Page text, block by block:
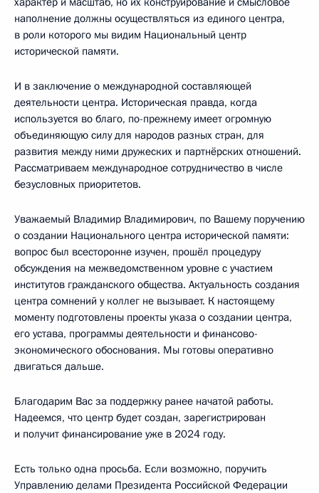
наполнение должны осуществляться из единого центра,
в роли которого мы видим Национальный центр
исторической памяти.
И в заключение о международной составляющей
деятельности центра. Историческая правда, когда
используется во благо, по-прежнему имеет огромную
объединяющую силу для народов разных стран, для
развития между ними дружеских и партнёрских отношений.
Рассматриваем международное сотрудничество в числе
безусловных приоритетов.
Уважаемый Владимир Владимирович, по Вашему поручению
о создании Национального центра исторической памяти:
вопрос был всесторонне изучен, прошёл процедуру
обсуждения на межведомственном уровне с участием
институтов гражданского общества. Актуальность создания
центра сомнений у коллег не вызывает. К настоящему
моменту подготовлены проекты указа о создании центра,
его устава, программы деятельности и финансово-
экономического обоснования. Мы готовы оперативно
двигаться дальше.
Благодарим Вас за поддержку ранее начатой работы.
Надеемся, что центр будет создан, зарегистрирован
и получит финансирование уже в 2024 году.
Есть только одна просьба. Если возможно, поручить
Управлению делами Президента Российской Федерации